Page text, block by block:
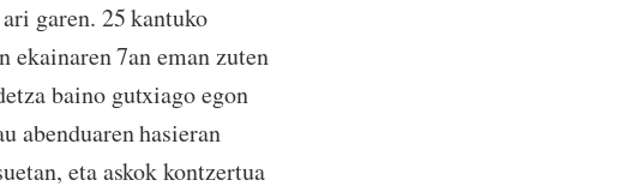
garen. 25 kantuko
7an eman zuten
baino gutxiago egon
abenduaren hasieran
eta askok kontzertua